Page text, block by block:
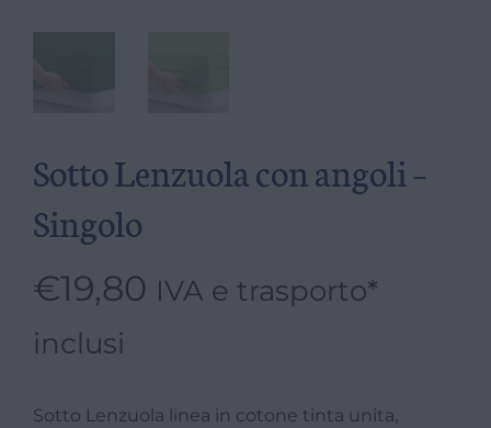
Sotto Lenzuola con angoli –
Singolo
€19,80 IVA e trasporto*
inclusi
Sotto Lenzuola linea in cotone tinta unita,